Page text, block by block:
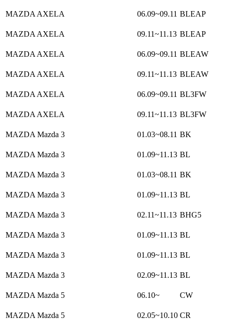
MAZDA AXELA 06.09~09.11 BLEAP
MAZDA AXELA 09.11~11.13 BLEAP
MAZDA AXELA 06.09~09.11 BLEAW
MAZDA AXELA 09.11~11.13 BLEAW
MAZDA AXELA 06.09~09.11 BL3FW
MAZDA AXELA 09.11~11.13 BL3FW
MAZDA Mazda 3 01.03~08.11 BK
MAZDA Mazda 3 01.09~11.13 BL
MAZDA Mazda 3 01.03~08.11 BK
MAZDA Mazda 3 01.09~11.13 BL
MAZDA Mazda 3 02.11~11.13 BHG5
MAZDA Mazda 3 01.09~11.13 BL
MAZDA Mazda 3 01.09~11.13 BL
MAZDA Mazda 3 02.09~11.13 BL
MAZDA Mazda 5 06.10~ CW
MAZDA Mazda 5 02.05~10.10 CR